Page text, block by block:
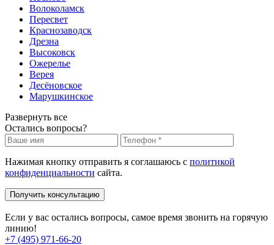
Волоколамск
Пересвет
Краснозаводск
Дрезна
Высоковск
Ожерелье
Верея
Десёновское
Марушкинское
Развернуть все
Остались вопросы?
Нажимая кнопку отправить я соглашаюсь с политикой
конфиденциальности сайта.
Получить консультацию
Если у вас остались вопросы, самое время звонить на горячую
линию!
+7 (495) 971-66-20